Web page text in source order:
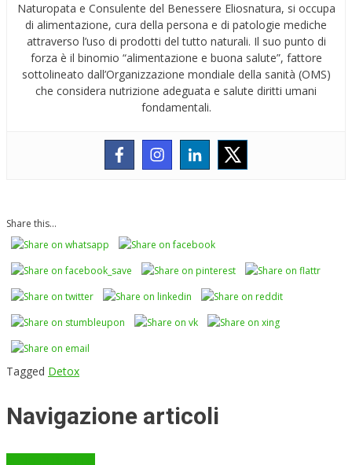
Naturopata e Consulente del Benessere Eliosnatura, si occupa
di alimentazione, cura della persona e di patologie mediche
attraverso l’uso di prodotti del tutto naturali. Il suo punto di
forza è il binomio “alimentazione e buona salute”, fattore
sottolineato dall’Organizzazione mondiale della sanità (OMS)
che considera nutrizione adeguata e salute diritti umani
fondamentali.
Share this...
Tagged Detox
Navigazione articoli